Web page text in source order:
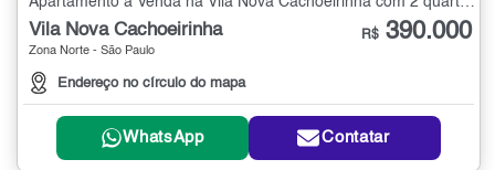
Vila Nova Cachoeirinha
Zona Norte - São Paulo
Endereço no círculo do mapa
R$ 390.000
WhatsApp Contatar